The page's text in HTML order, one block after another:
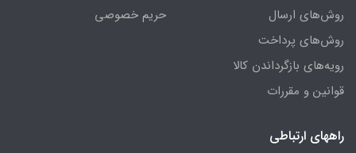
روش‌های ارسال
روش‌های پرداخت
رویه‌های بازگرداندن کالا
قوانین و مقررات
حریم خصوصی
راههای ارتباطی